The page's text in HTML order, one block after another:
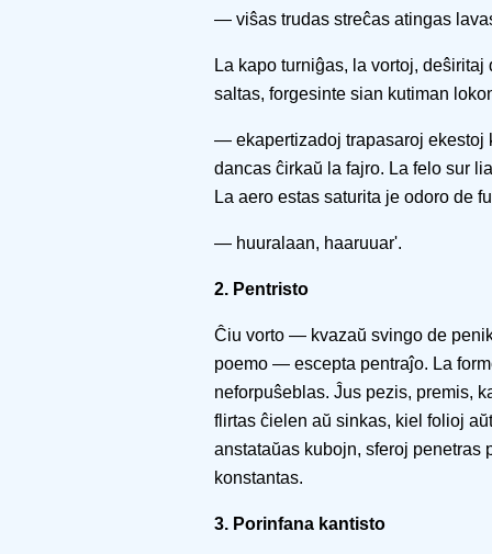
— viŝas trudas streĉas atingas
La kapo turniĝas, la vortoj,
saltas, forgesinte sian kutiman
— ekapertizadoj trapasaroj
dancas ĉirkaŭ la fajro. La felo sur
La aero estas saturita je odoro de
— huuralaan, haaruuar'.
2. Pentristo
Ĉiu vorto — kvazaŭ svingo de
poemo — escepta pentraĵo. La
neforpuŝeblas. Ĵus pezis, premis,
flirtas ĉielen aŭ sinkas, kiel folioj
anstataŭas kubojn, sferoj penetras
konstantas.
3. Porinfana kantisto